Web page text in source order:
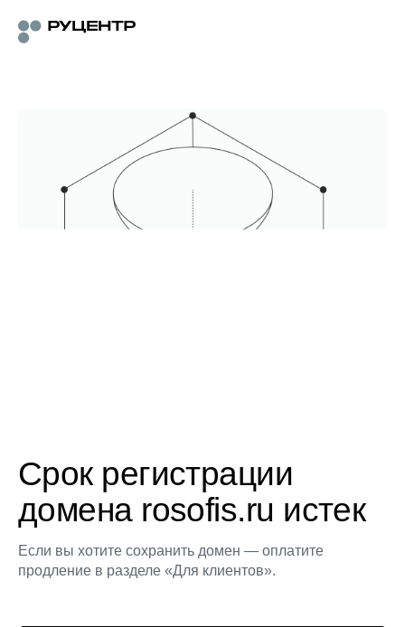
Срок регистрации
домена rosofis.ru истек
Если вы хотите сохранить домен — оплатите
продление в разделе «Для клиентов».